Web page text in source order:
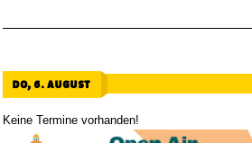
do, 6. august
Keine Termine vorhanden!